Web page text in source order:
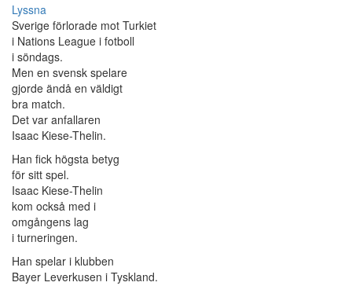
Lyssna
Sverige förlorade mot Turkiet
i Nations League i fotboll
i söndags.
Men en svensk spelare
gjorde ändå en väldigt
bra match.
Det var anfallaren
Isaac Kiese-Thelin.
Han fick högsta betyg
för sitt spel.
Isaac Kiese-Thelin
kom också med i
omgångens lag
i turneringen.
Han spelar i klubben
Bayer Leverkusen i Tyskland.